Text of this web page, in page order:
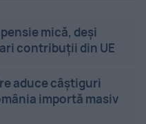
mică, deși
contribuții din UE
aduce câștiguri
importă masiv